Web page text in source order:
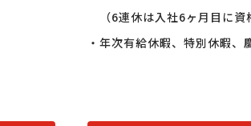
（6連休は入社6ヶ月目に資
・年次有給休暇、特別休暇、